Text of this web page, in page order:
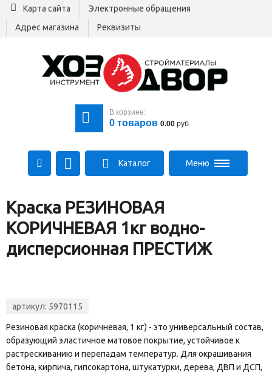
Карта сайта
Электронные обращения
Адрес магазина
Реквизиты
В корзине:
0 товаров 0.00 руб
+375 29 564-00-00
Все для стройки
Log@hozdvor.by
Каталог Меню
Краска РЕЗИНОВАЯ
КОРИЧНЕВАЯ 1кг водно-
дисперсионная ПРЕСТИЖ
артикул: 5970115
Резиновая краска (коричневая, 1 кг) - это универсальный состав,
образующий эластичное матовое покрытие, устойчивое к
растрескиванию и перепадам температур. Для окрашивания
бетона, кирпича, гипсокартона, штукатурки, дерева, ДВП и ДСП,